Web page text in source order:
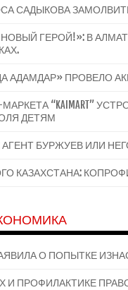
САДЫКОВА
ГЕРОЙ!»: В
АДАМДАР» ПРОВЕЛО
“KAIMART”
ДЕТЯМ
БУРЖУЕВ ИЛИ
КАЗАХСТАНА:
О ПОПЫТКЕ
И ПРОФИЛАКТИКЕ